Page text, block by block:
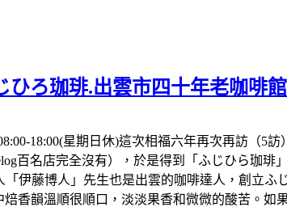
ひろ珈琲.出雲市四十年老咖啡
18:00(星期日休)這次相福六年再次再訪（5
百名店完全沒有），於是得到「ふじひら珈琲
伊藤博人」先生也是出雲的咖啡達人，創立
香韻溫順很順口，淡淡果香和微微的酸苦。